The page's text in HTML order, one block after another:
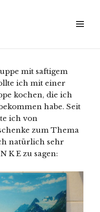
WIDGETS
mit saftigem
ich mit einer
kochen, die ich
habe. Seit
ich von
zum Thema
natürlich sehr
K E zu sagen: